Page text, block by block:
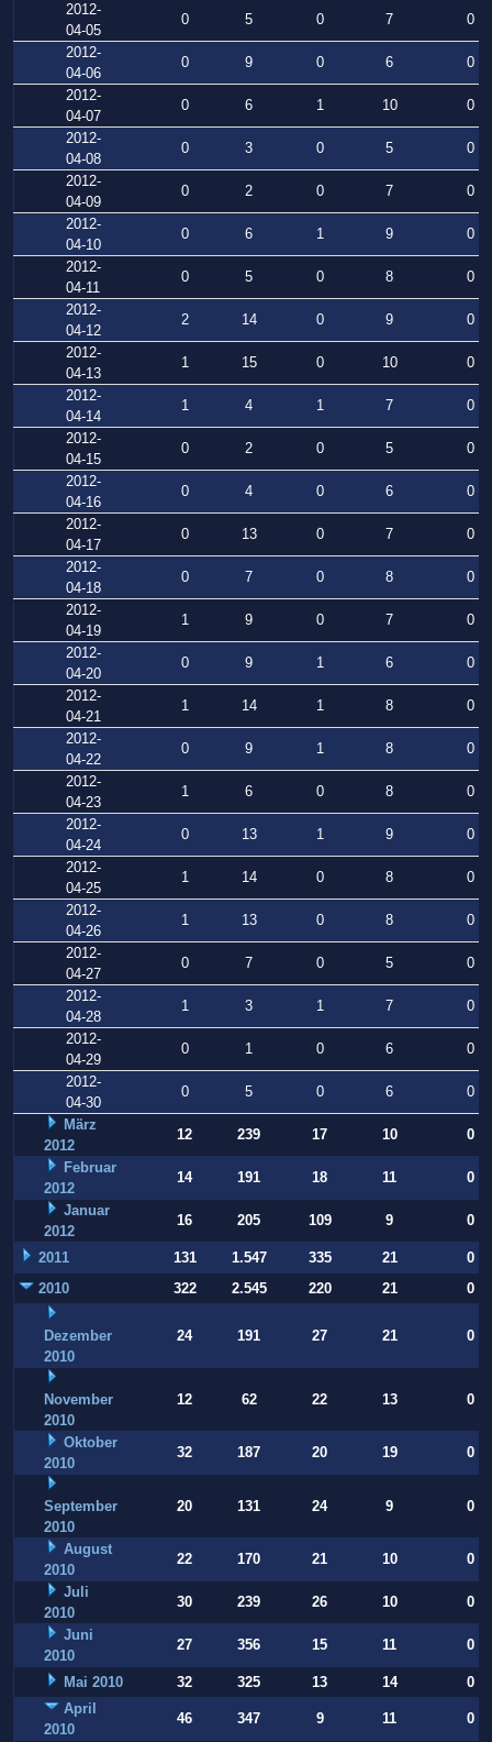
2012-
04-05
0 5 0 7
0
2012-
04-06
0 9 0 6
0
2012-
04-07
0 6 1 10
0
2012-
04-08
0 3 0 5
0
2012-
04-09
0 2 0 7
0
2012-
04-10
0 6 1 9
0
2012-
04-11
0 5 0 8
0
2012-
04-12
2 14 0 9
0
2012-
04-13
1 15 0 10
0
2012-
04-14
1 4 1 7
0
2012-
04-15
0 2 0 5
0
2012-
04-16
0 4 0 6
0
2012-
04-17
0 13 0 7
0
2012-
04-18
0 7 0 8
0
2012-
04-19
1 9 0 7
0
2012-
04-20
0 9 1 6
0
2012-
04-21
1 14 1 8
0
2012-
04-22
0 9 1 8
0
2012-
04-23
1 6 0 8
0
2012-
04-24
0 13 1 9
0
2012-
04-25
1 14 0 8
0
2012-
04-26
1 13 0 8
0
2012-
04-27
0 7 0 5
0
2012-
04-28
1 3 1 7
0
2012-
04-29
0 1 0 6
0
2012-
04-30
0 5 0 6
0
März
2012
12 239 17 10
0
Februar
2012
14 191 18 11
0
Januar
2012
16 205 109 9 0
2011 131 1.547 335 21
0
2010
322 2.545 220 21 0
Dezember
2010
24 191 27 21 0
November
2010
12 62 22 13 0
Oktober
2010
32 187 20 19 0
September
2010
20 131 24 9 0
August
2010
22 170 21 10
0
Juli
2010
30 239 26 10
0
Juni
2010
27 356 15 11 0
Mai 2010 32 325 13 14
0
April
2010
46 347 9 11
0